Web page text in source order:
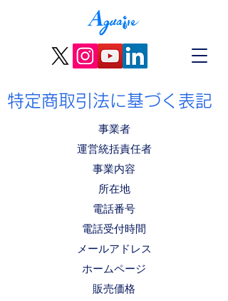
特定商取引法に基づく表記
事業者
運営統括責任者
事業内容
所在地
電話番号
電話受付時間
メールアドレス
ホームページ
販売価格